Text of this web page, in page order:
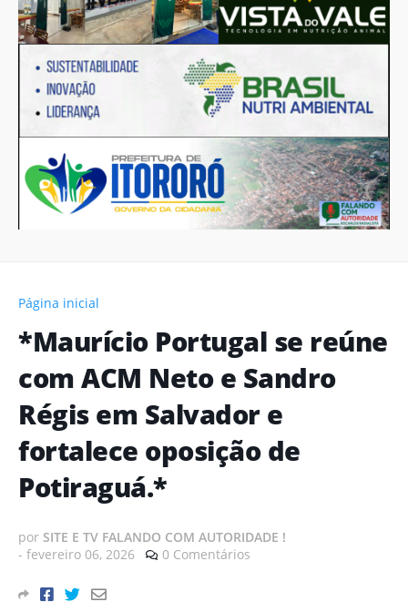
Página inicial
*Maurício Portugal se reúne
com ACM Neto e Sandro
Régis em Salvador e
fortalece oposição de
Potiraguá.*
por SITE E TV FALANDO COM AUTORIDADE !
- fevereiro 06, 2026 0 Comentários